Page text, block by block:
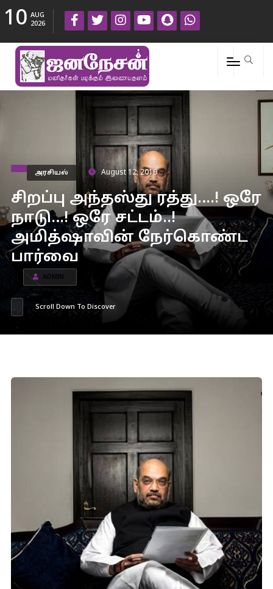
10 AUG
2026
அரசியல் August 12, 2019
சிறப்பு அந்தஸ்து ரத்து….! ஒரே
நாடு…! ஒரே சட்டம்..!
அமித்ஷாவின் நேர்கொண்ட
பார்வை
ADMIN
Scroll Down To Discover